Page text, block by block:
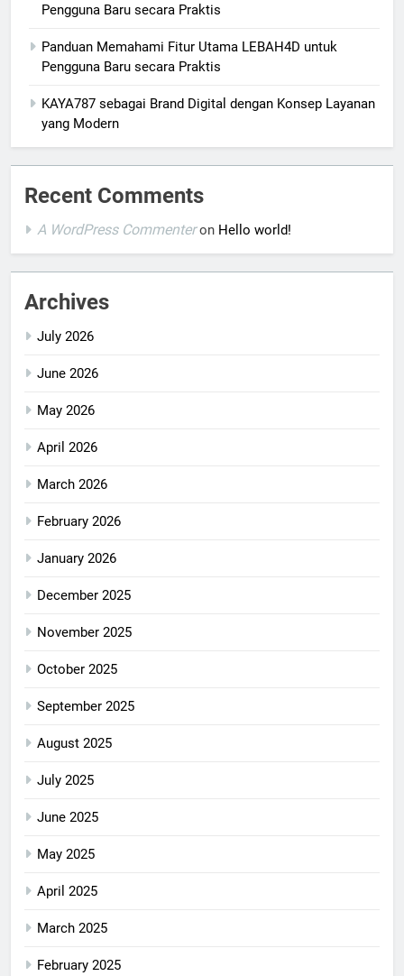
Pengguna Baru secara Praktis
Panduan Memahami Fitur Utama LEBAH4D untuk
Pengguna Baru secara Praktis
KAYA787 sebagai Brand Digital dengan Konsep Layanan
yang Modern
Recent Comments
A WordPress Commenteron Hello world!
Archives
July 2026
June 2026
May 2026
April 2026
March 2026
February 2026
January 2026
December 2025
November 2025
October 2025
September 2025
August 2025
July 2025
June 2025
May 2025
April 2025
March 2025
February 2025